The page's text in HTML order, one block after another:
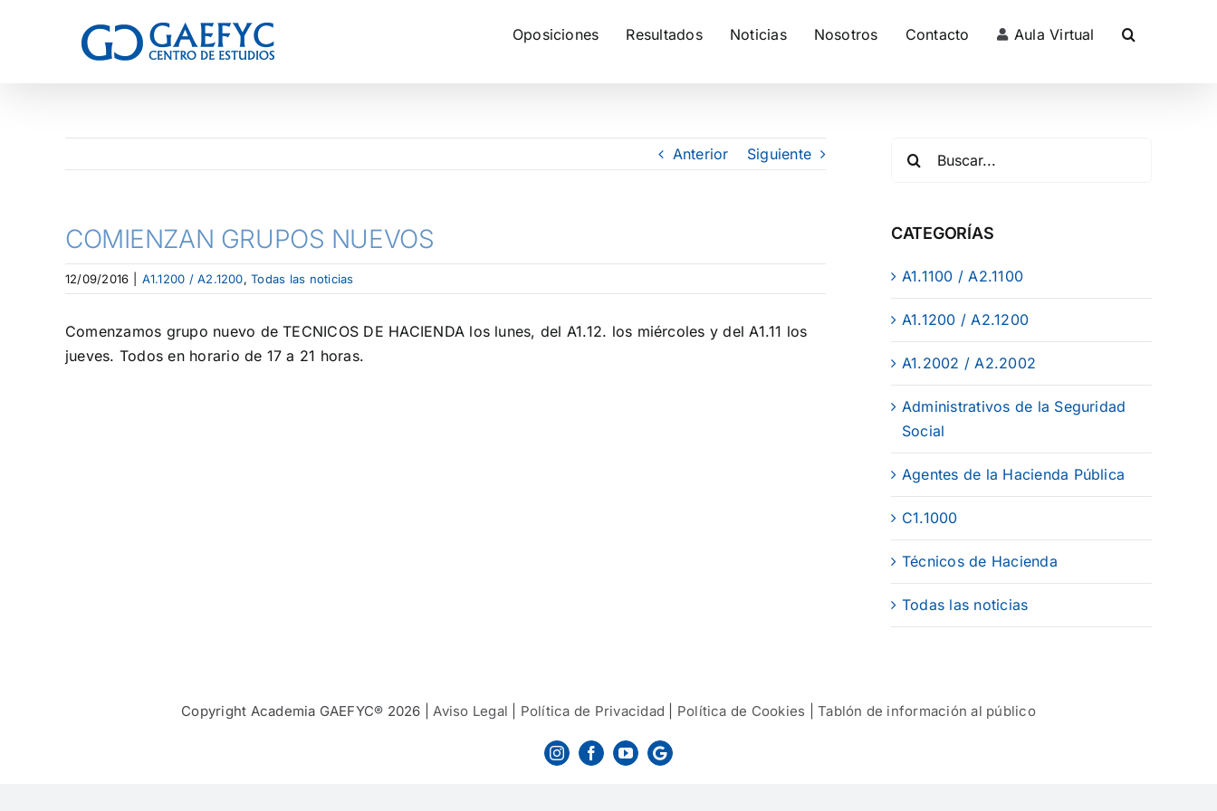
Oposiciones Resultados Noticias Nosotros Contacto Aula Virtual
Anterior Siguiente
COMIENZAN GRUPOS NUEVOS
12/09/2016 A1.1200 / A2.1200,Todas las noticias
Comenzamos grupo nuevo de TECNICOS DE HACIENDA los lunes, del A1.12. los miércoles y del A1.11 los
jueves. Todos en horario de 17 a 21 horas.
CATEGORÍAS
A1.1100 / A2.1100
A1.1200 / A2.1200
A1.2002 / A2.2002
Administrativos de la Seguridad
Social
Agentes de la Hacienda Pública
C1.1000
Técnicos de Hacienda
Todas las noticias
Copyright Academia GAEFYC® 2026 |Aviso Legal Política de Privacidad Política de Cookies |Tablón de información al público